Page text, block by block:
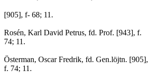
[905], f- 68; 11.
Rosén, Karl David Petrus, fd. Prof. [943], f.
74; 11.
Österman, Oscar Fredrik, fd. Gen.löjtn. [905],
f. 74; 11.